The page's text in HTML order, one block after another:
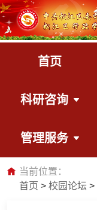
首页
科研咨询
管理服务
当前位置：
首页
校园论坛